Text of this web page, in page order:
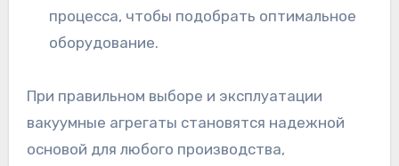
процесса, чтобы подобрать оптимальное
оборудование.
При правильном выборе и эксплуатации
вакуумные агрегаты становятся надежной
основой для любого производства,